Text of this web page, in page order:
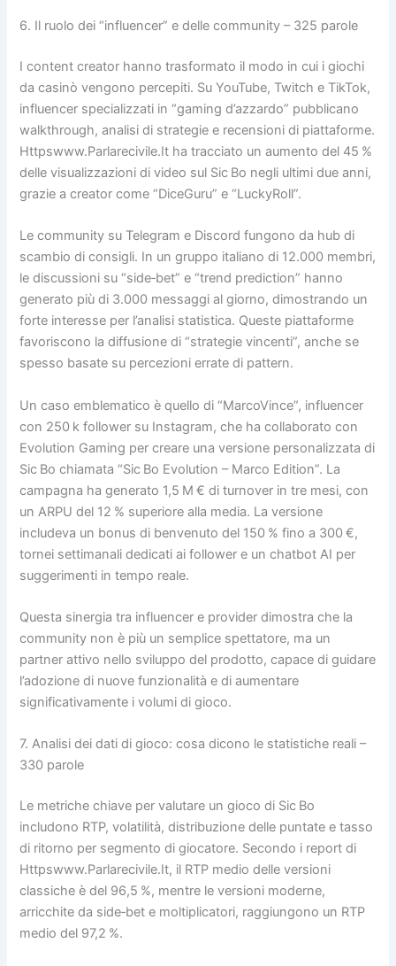
6. Il ruolo dei “influencer” e delle community – 325 parole
I content creator hanno trasformato il modo in cui i giochi
da casinò vengono percepiti. Su YouTube, Twitch e TikTok,
influencer specializzati in “gaming d’azzardo” pubblicano
walkthrough, analisi di strategie e recensioni di piattaforme.
Httpswww.Parlarecivile.It ha tracciato un aumento del 45 %
delle visualizzazioni di video sul Sic Bo negli ultimi due anni,
grazie a creator come “DiceGuru” e “LuckyRoll”.
Le community su Telegram e Discord fungono da hub di
scambio di consigli. In un gruppo italiano di 12.000 membri,
le discussioni su “side‑bet” e “trend prediction” hanno
generato più di 3.000 messaggi al giorno, dimostrando un
forte interesse per l’analisi statistica. Queste piattaforme
favoriscono la diffusione di “strategie vincenti”, anche se
spesso basate su percezioni errate di pattern.
Un caso emblematico è quello di “MarcoVince”, influencer
con 250 k follower su Instagram, che ha collaborato con
Evolution Gaming per creare una versione personalizzata di
Sic Bo chiamata “Sic Bo Evolution – Marco Edition”. La
campagna ha generato 1,5 M € di turnover in tre mesi, con
un ARPU del 12 % superiore alla media. La versione
includeva un bonus di benvenuto del 150 % fino a 300 €,
tornei settimanali dedicati ai follower e un chatbot AI per
suggerimenti in tempo reale.
Questa sinergia tra influencer e provider dimostra che la
community non è più un semplice spettatore, ma un
partner attivo nello sviluppo del prodotto, capace di guidare
l’adozione di nuove funzionalità e di aumentare
significativamente i volumi di gioco.
7. Analisi dei dati di gioco: cosa dicono le statistiche reali –
330 parole
Le metriche chiave per valutare un gioco di Sic Bo
includono RTP, volatilità, distribuzione delle puntate e tasso
di ritorno per segmento di giocatore. Secondo i report di
Httpswww.Parlarecivile.It, il RTP medio delle versioni
classiche è del 96,5 %, mentre le versioni moderne,
arricchite da side‑bet e moltiplicatori, raggiungono un RTP
medio del 97,2 %.